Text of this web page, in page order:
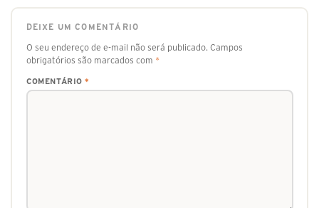
DEIXE UM COMENTÁRIO
O seu endereço de e-mail não será publicado. Campos
obrigatórios são marcados com *
COMENTÁRIO *